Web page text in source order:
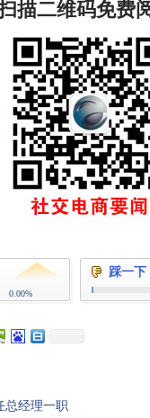
描二维码免费
0.00%
踩一下
总经理一职